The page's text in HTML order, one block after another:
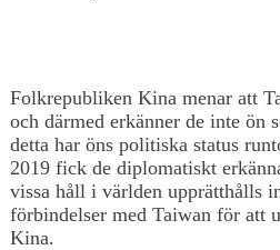
Folkrepubliken Kina menar att
och därmed erkänner de inte ön
detta har öns politiska status
2019 fick de diplomatiskt
vissa håll i världen upprätthålls
förbindelser med Taiwan för att
Kina.